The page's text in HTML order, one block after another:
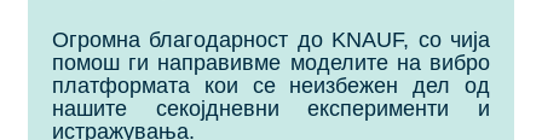
Огромна благодарност до KNAUF, со чија
помош ги направивме моделите на вибро
платформата кои се неизбежен дел од
нашите секојдневни експерименти и
истражувања.